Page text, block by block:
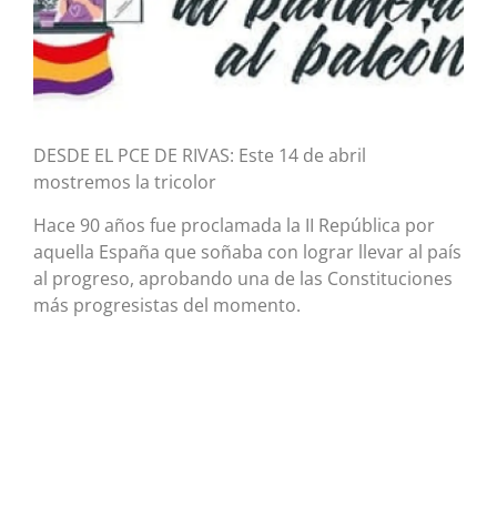
DESDE EL PCE DE RIVAS: Este 14 de abril
mostremos la tricolor
Hace 90 años fue proclamada la II República por
aquella España que soñaba con lograr llevar al país
al progreso, aprobando una de las Constituciones
más progresistas del momento.